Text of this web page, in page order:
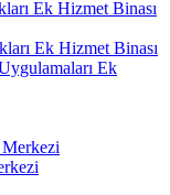
Ek Hizmet Binası
Ek Hizmet Binası
Ek